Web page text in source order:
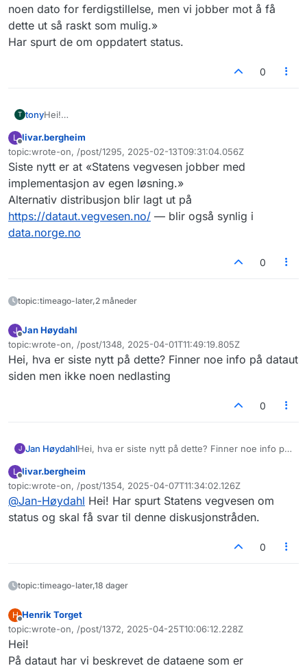
noen dato for ferdigstillelse, men vi jobber mot å få
dette ut så raskt som mulig.»
Har spurt de om oppdatert status.
0
T tonyHei!
Har dere noe mer info om alternativ distribusjon etter
datahotellet legger ned i februar?
Ser at dere skrev at dere ikke har noe fastsatt dato for
ferdigstillelse, men er det mulig å få en pekepinn på om
det er snakk om uker, måneder eller år?
L
Frakoblet
livar.bergheim
topic:wrote-on, /post/1295, 2025-02-13T09:31:04.056Z
Sist endret av
Siste nytt er at «Statens vegvesen jobber med
implementasjon av egen løsning.»
Alternativ distribusjon blir lagt ut på
https://dataut.vegvesen.no/ — blir også synlig i
data.norge.no
0
topic:timeago-later,2 måneder
J
Frakoblet
Jan Høydahl
topic:wrote-on, /post/1348, 2025-04-01T11:49:19.805Z
Sist endret av
Hei, hva er siste nytt på dette? Finner noe info på dataut
siden men ikke noen nedlasting
0
J Jan HøydahlHei, hva er siste nytt på dette? Finner noe info på
L
Frakoblet
livar.bergheim
topic:wrote-on, /post/1354, 2025-04-07T11:34:02.126Z
Sist endret av
@Jan-Høydahl Hei! Har spurt Statens vegvesen om
status og skal få svar til denne diskusjonstråden.
0
topic:timeago-later,18 dager
H
Frakoblet
Henrik Torget
topic:wrote-on, /post/1372, 2025-04-25T10:06:12.228Z
Sist endret av
Hei!
På dataut har vi beskrevet de dataene som er